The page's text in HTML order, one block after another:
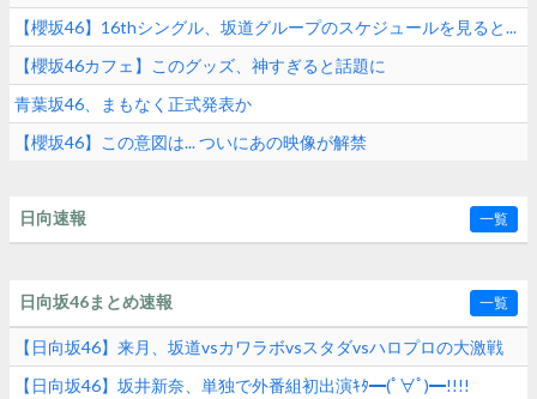
【櫻坂46】16thシングル、坂道グループのスケジュールを見ると...
【櫻坂46カフェ】このグッズ、神すぎると話題に
青葉坂46、まもなく正式発表か
【櫻坂46】この意図は... ついにあの映像が解禁
日向速報 一覧
日向坂46まとめ速報 一覧
【日向坂46】来月、坂道vsカワラボvsスタダvsハロプロの大激戦
【日向坂46】坂井新奈、単独で外番組初出演ｷﾀ━(ﾟ∀ﾟ)━!!!!